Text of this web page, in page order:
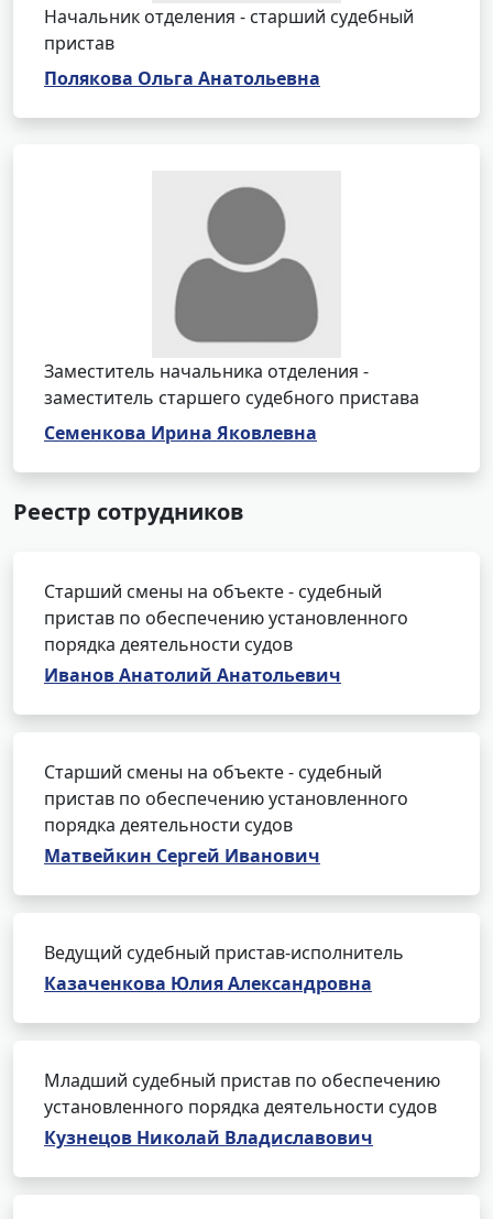
Начальник отделения - старший судебный
пристав
Полякова Ольга Анатольевна
Заместитель начальника отделения -
заместитель старшего судебного пристава
Семенкова Ирина Яковлевна
Реестр сотрудников
Старший смены на объекте - судебный
пристав по обеспечению установленного
порядка деятельности судов
Иванов Анатолий Анатольевич
Старший смены на объекте - судебный
пристав по обеспечению установленного
порядка деятельности судов
Матвейкин Сергей Иванович
Ведущий судебный пристав-исполнитель
Казаченкова Юлия Александровна
Младший судебный пристав по обеспечению
установленного порядка деятельности судов
Кузнецов Николай Владиславович